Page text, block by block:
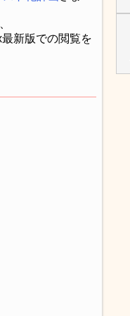
新版での閲覧を